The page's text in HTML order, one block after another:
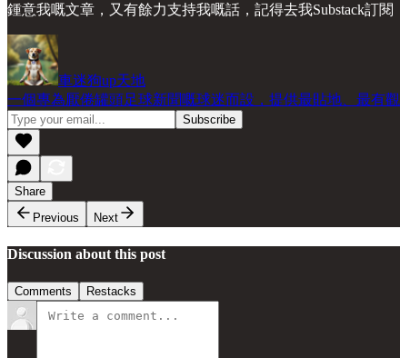
鍾意我嘅文章，又有餘力支持我嘅話，記得去我Substack訂閱
車迷狗up天地
一個專為厭倦罐頭足球新聞嘅球迷而設，提供最貼地、最有
Share
Previous
Next
Discussion about this post
Comments Restacks